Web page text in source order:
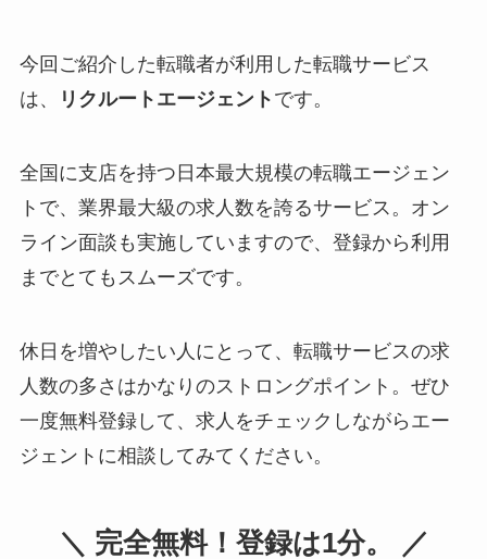
今回ご紹介した転職者が利用した転職サービス
は、
リクルートエージェント です。
全国に支店を持つ日本最大規模の転職エージェン
トで、業界最大級の求人数を誇るサービス。オン
ライン面談も実施していますので、登録から利用
までとてもスムーズです。
休日を増やしたい人にとって、転職サービスの求
人数の多さはかなりのストロングポイント。ぜひ
一度無料登録して、求人をチェックしながらエー
ジェントに相談してみてください。
＼ 完全無料！登録は1分。 ／